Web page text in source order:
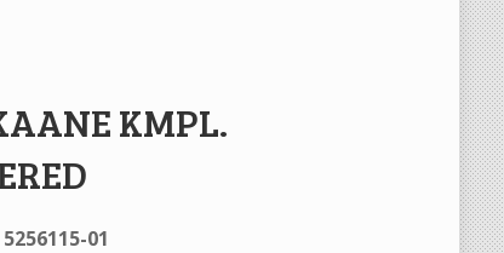
KMPL.
5256115-01